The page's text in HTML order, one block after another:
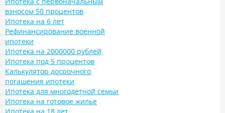
взносом 50 процентов
Ипотека на 6 лет
Рефинансирование военной
ипотеки
Ипотека на 2000000 рублей
Ипотека под 5 процентов
Калькулятор досрочного
погашения ипотеки
Ипотека для многодетной семьи
Ипотека на готовое жилье